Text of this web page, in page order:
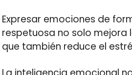
Expresar emociones de
respetuosa no solo mejora
que también reduce el